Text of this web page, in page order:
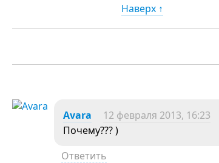
Наверх ↑
Avara 12 февраля 2013, 16:23
Почему??? )
Ответить